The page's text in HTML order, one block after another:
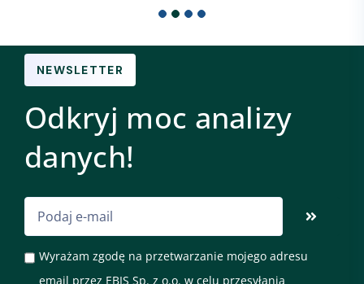
NEWSLETTER
Odkryj moc analizy
danych!
Wyrażam zgodę na przetwarzanie mojego adresu
email przez EBIS Sp. z o.o. w celu przesyłania